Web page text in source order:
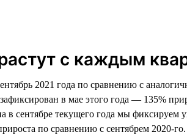
с каждым
2021 года по сравнению с
в мае этого года — 135%
в сентябре текущего года мы
по сравнению с сентябрем 2020-го.